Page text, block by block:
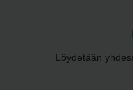
Löydetään